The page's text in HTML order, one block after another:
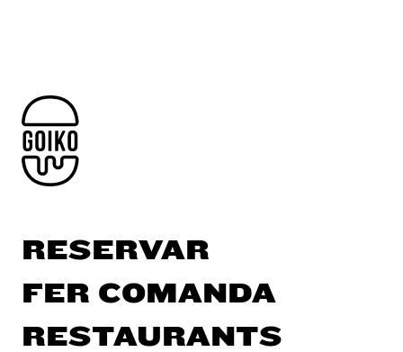
RESERVAR
FER COMANDA
RESTAURANTS